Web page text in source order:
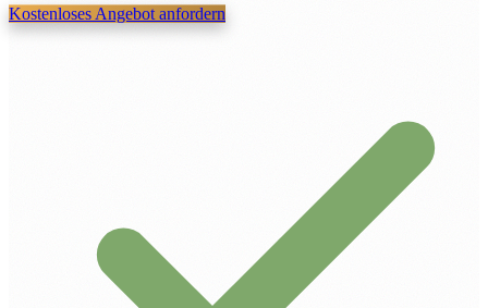
Kostenloses Angebot anfordern